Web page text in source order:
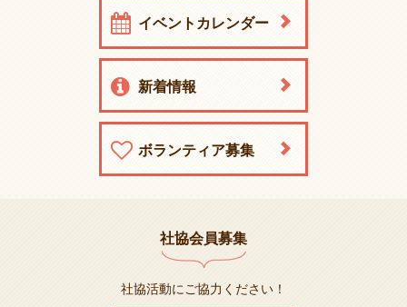
イベントカレンダー
新着情報
ボランティア募集
社協会員募集
社協活動にご協力ください！